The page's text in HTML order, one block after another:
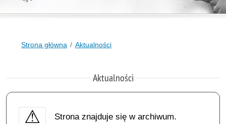
Strona główna Aktualności
Aktualności
Strona znajduje się w archiwum.